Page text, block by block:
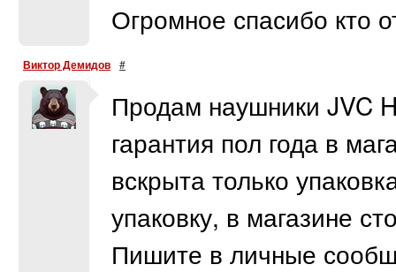
Огромное спасибо кто
Виктор Демидов #
Продам наушники JVC
гарантия пол года в
вскрыта только
упаковку, в магазине
Пишите в личные